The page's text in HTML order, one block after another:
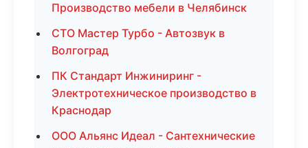
Производство мебели в Челябинск
СТО Мастер Турбо - Автозвук в
Волгоград
ПК Стандарт Инжиниринг -
Электротехническое производство в
Краснодар
ООО Альянс Идеал - Сантехнические